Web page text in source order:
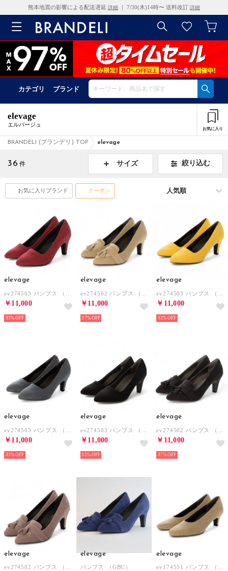
熊本地震の影響による配送遅延 詳細 ｜ 7/30(木)14時〜 送料改訂 詳細
カテゴリ ブランド
elevage
エルバージュ
お気に入り
BRANDELI (ブランデリ) TOP elevage
36 件 サイズ 絞り込む
お気に入りブランド クーポン
elevage
￥11,000
33%
elevage
￥11,000
37%
elevage
￥11,000
33%
elevage
￥11,000
33%
elevage
￥11,000
33%
elevage
￥11,000
37%
elevage elevage
パンプス （GBU）
elevage